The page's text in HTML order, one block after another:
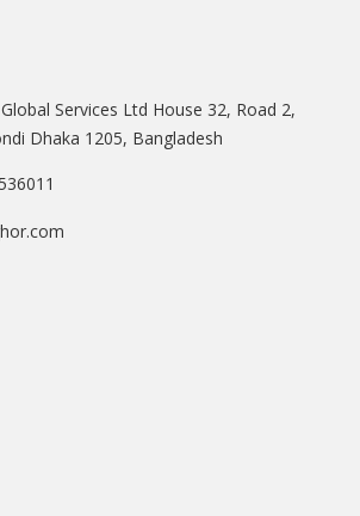
Services Ltd House 32, Road 2,
Dhaka 1205, Bangladesh